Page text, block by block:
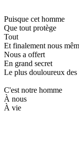
Puisque cet homme
Que tout protège
Tout
Et finalement nous
Nous a offert
En grand secret
Le plus douloureux des
C'est notre homme
À nous
À vie